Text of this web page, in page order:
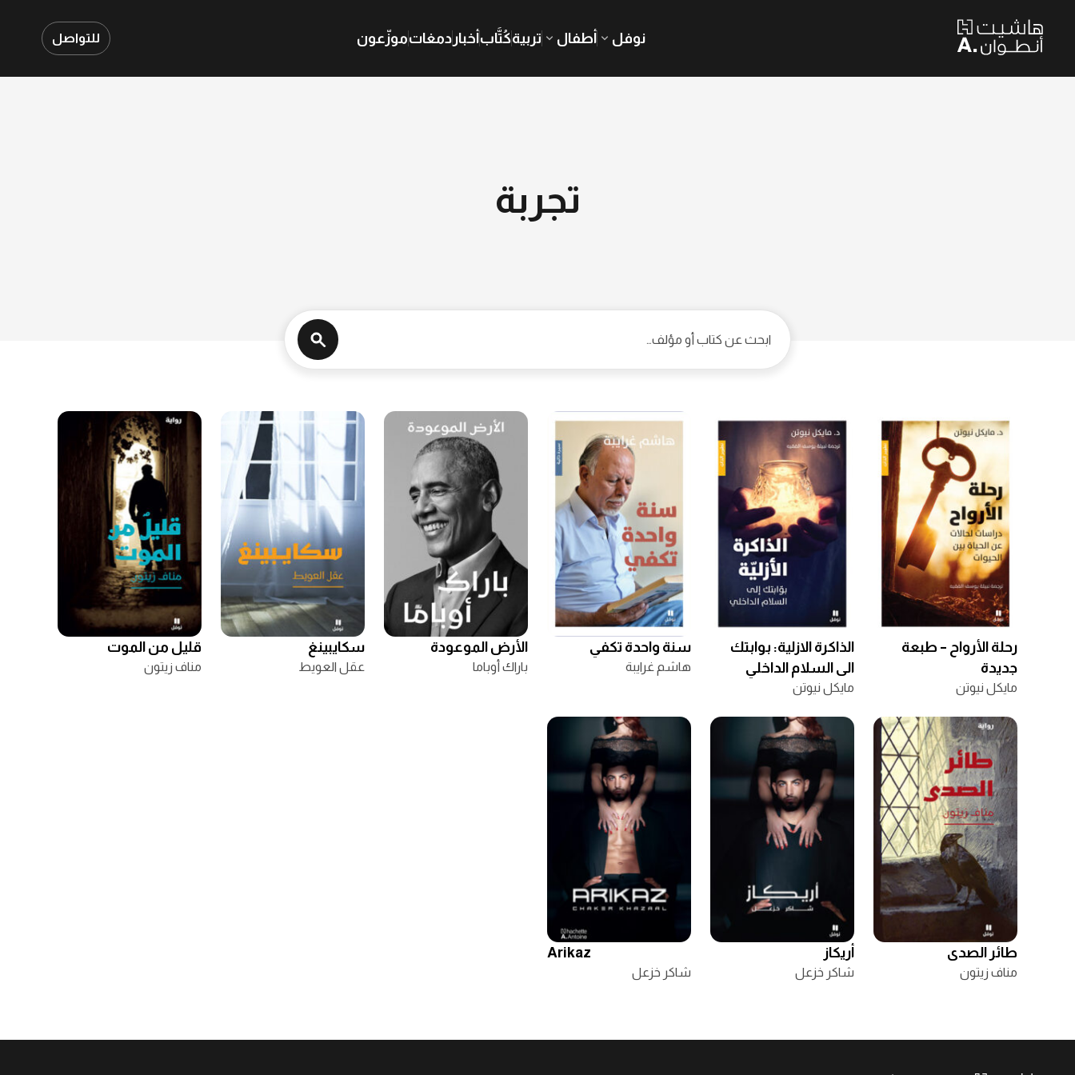
نوفل أطفال تربيةكُتَّابأخبار دمغاتموزّعون للتواصل
تجربة
رحلة الأرواح – طبعة
جديدة
مايكل نيوتن
الذاكرة الازلية: بوابتك
الى السلام الداخلي
مايكل نيوتن
سنة واحدة تكفي
هاشم غرايبة
الأرض الموعودة
باراك أوباما
سكايبينغ
عقل العويط
قليل من الموت
مناف زيتون
طائر الصدى
مناف زيتون
أريكاز
شاكر خزعل
Arikaz
شاكر خزعل